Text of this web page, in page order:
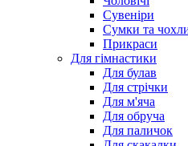
Сувеніри
Сумки та
Прикраси
Для гімнастики
Для булав
Для стрічки
Для м'яча
Для обруча
Для паличок